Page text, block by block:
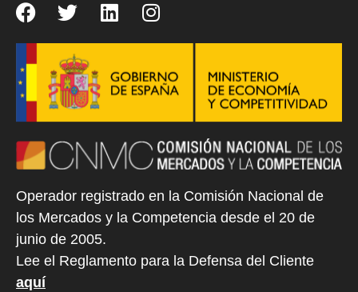
Operador registrado en la Comisión Nacional de
los Mercados y la Competencia desde el 20 de
junio de 2005.
Lee el Reglamento para la Defensa del Cliente
aquí